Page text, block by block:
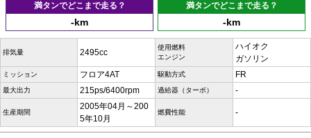
満タンでどこまで走る？
-km
満タンでどこまで走る？
-km
排気量 2495cc
使用燃料
エンジン
ハイオク
ガソリン
ミッション フロア4AT 駆動方式 FR
最大出力 215ps/6400rpm 過給器（ターボ） -
生産期間
2005年04月～200
5年10月
燃費性能 -